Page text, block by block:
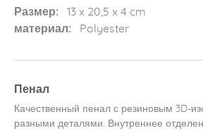
Размер:
13 x 20,5 x 4 cm
материал:
Polyester
Пенал
Качественный пенал с резиновым 3D-
разными деталями. Внутреннее